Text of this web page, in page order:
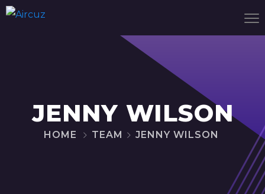
JENNY WILSON
HOME TEAM JENNY WILSON